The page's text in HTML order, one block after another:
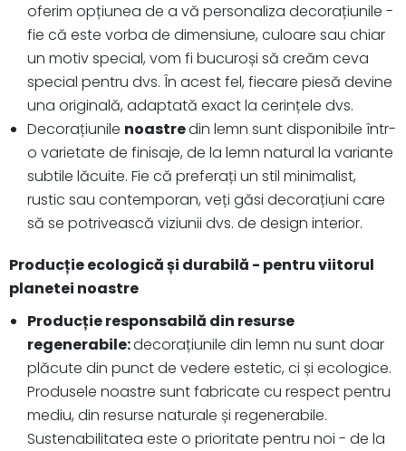
oferim opțiunea de a vă personaliza decorațiunile -
fie că este vorba de dimensiune, culoare sau chiar
un motiv special, vom fi bucuroși să creăm ceva
special pentru dvs. În acest fel, fiecare piesă devine
una originală, adaptată exact la cerințele dvs.
Decorațiunile noastredin lemn sunt disponibile într-
o varietate de finisaje, de la lemn natural la variante
subtile lăcuite. Fie că preferați un stil minimalist,
rustic sau contemporan, veți găsi decorațiuni care
să se potrivească viziunii dvs. de design interior.
Producție ecologică și durabilă - pentru viitorul
planetei noastre
Producție responsabilă din resurse
regenerabile:decorațiunile din lemn nu sunt doar
plăcute din punct de vedere estetic, ci și ecologice.
Produsele noastre sunt fabricate cu respect pentru
mediu, din resurse naturale și regenerabile.
Sustenabilitatea este o prioritate pentru noi - de la